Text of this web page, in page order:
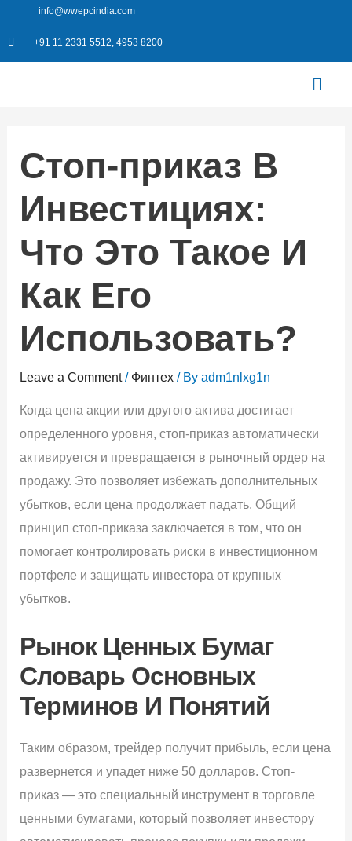
info@wwepcindia.com
+91 11 2331 5512, 4953 8200
Menu
Стоп-приказ В
Инвестициях:
Что Это Такое И
Как Его
Использовать?
Leave a Comment / Финтех/ By adm1nlxg1n
Когда цена акции или другого актива достигает
определенного уровня, стоп-приказ автоматически
активируется и превращается в рыночный ордер на
продажу. Это позволяет избежать дополнительных
убытков, если цена продолжает падать. Общий
принцип стоп-приказа заключается в том, что он
помогает контролировать риски в инвестиционном
портфеле и защищать инвестора от крупных
убытков.
Рынок Ценных Бумаг
Словарь Основных
Терминов И Понятий
Таким образом, трейдер получит прибыль, если цена
развернется и упадет ниже 50 долларов. Стоп-
приказ — это специальный инструмент в торговле
ценными бумагами, который позволяет инвестору